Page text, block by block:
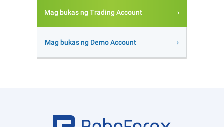
Mag bukas ng Trading Account
Mag bukas ng Demo Account